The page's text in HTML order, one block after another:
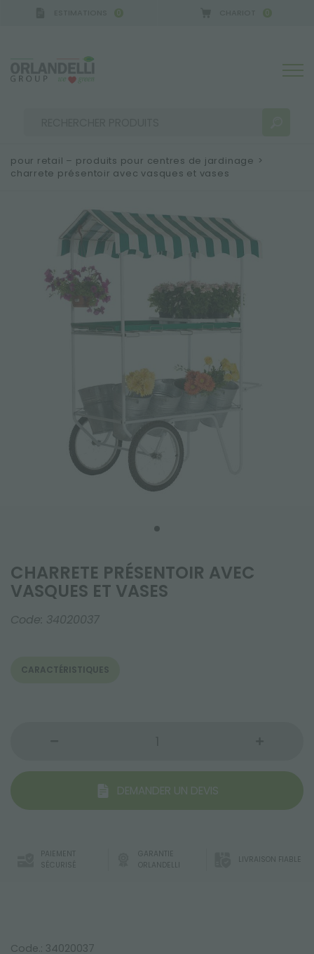
0 0
RÉSULTATS DE RECHERCHE:
PLUS DE RÉSULTATS POUR VOUS:
pour retail – produits pour centres de jardinage >
charrete présentoir avec vasques et vases
CHARRETE PRÉSENTOIR AVEC
VASQUES ET VASES
Code: 34020037
CARACTÉRISTIQUES
DEMANDER UN DEVIS
PAIEMENT
SÉCURISÉ
GARANTIE
ORLANDELLI
LIVRAISON FIABLE
Code.: 34020037